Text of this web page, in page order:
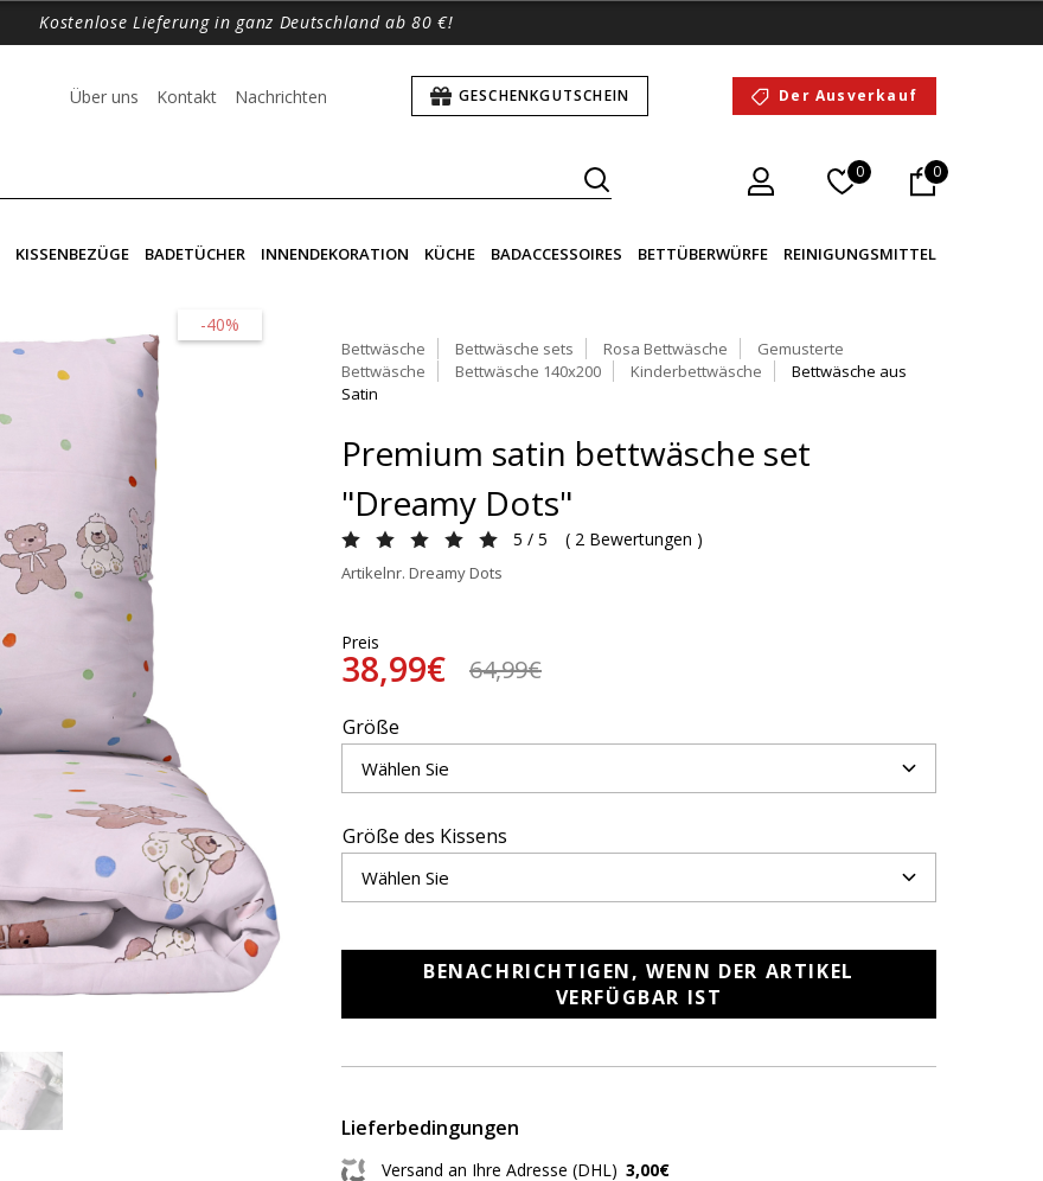
Kostenlose Lieferung in ganz Deutschland ab 80 €!
Über uns Kontakt Nachrichten GESCHENKGUTSCHEIN Der Ausverkauf
0 0
KISSENBEZÜGE BADETÜCHER INNENDEKORATION KÜCHE BADACCESSOIRES BETTÜBERWÜRFE REINIGUNGSMITTEL
-40%
Bettwäsche Bettwäsche sets Rosa Bettwäsche
Gemusterte
Bettwäsche
Bettwäsche 140x200 Kinderbettwäsche
Bettwäsche aus
Satin
Premium satin bettwäsche set
"Dreamy Dots"
5 / 5 ( 2 Bewertungen )
Artikelnr. Dreamy Dots
Preis
38,99€ 64,99€
Größe
Größe des Kissens
BENACHRICHTIGEN, WENN DER ARTIKEL
VERFÜGBAR IST
Lieferbedingungen
Versand an Ihre Adresse (DHL) 3,00€